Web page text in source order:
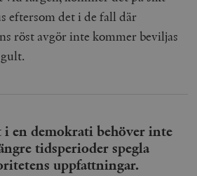
eftersom det i de fall där
röst avgör inte kommer beviljas
en demokrati behöver inte
tidsperioder spegla
uppfattningar.